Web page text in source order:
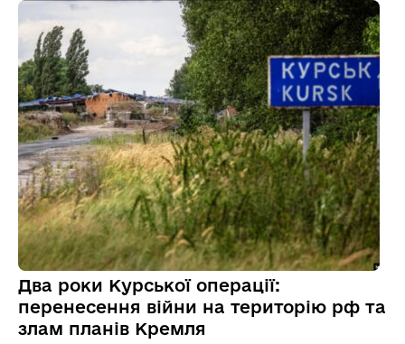
Два роки Курської операції:
перенесення війни на територію рф та
злам планів Кремля